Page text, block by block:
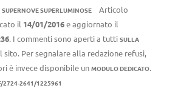
SUPERNOVE SUPERLUMINOSE
Articolo
il 14/01/2016e aggiornato il
. I commenti sono aperti a tutti SULLA
sito. Per segnalare alla redazione refusi,
è invece disponibile un MODULO DEDICATO.
2724-2641/1225961